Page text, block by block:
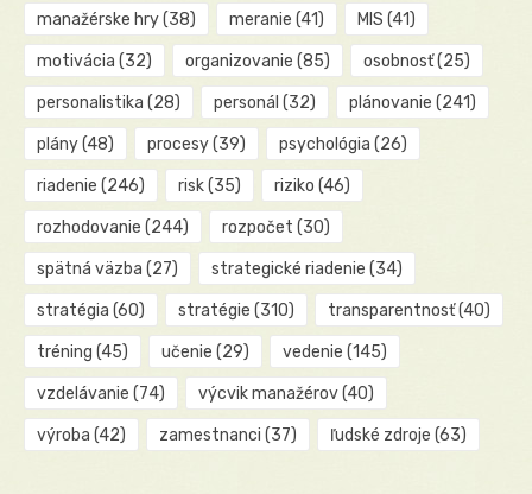
manažérske hry(38) meranie (41) MIS (41)
motivácia (32) organizovanie (85) osobnosť(25)
personalistika (28) personál (32) plánovanie (241)
plány(48) procesy(39) psychológia (26)
riadenie (246) risk(35) riziko (46)
rozhodovanie (244) rozpočet (30)
spätná väzba (27) strategické riadenie (34)
stratégia (60) stratégie (310) transparentnosť(40)
tréning (45) učenie (29) vedenie (145)
vzdelávanie (74) výcvik manažérov(40)
výroba (42) zamestnanci (37) ľudské zdroje (63)